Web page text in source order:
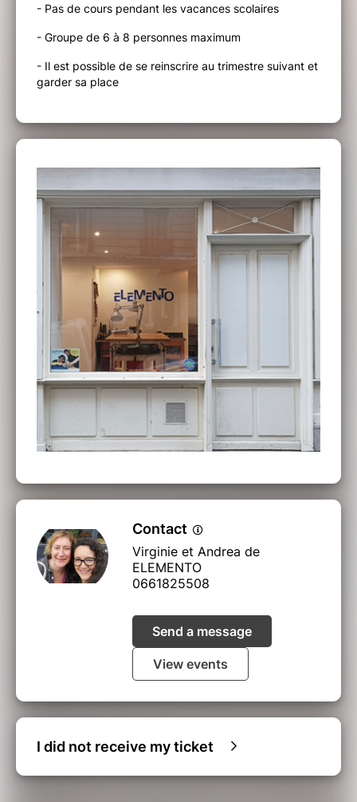
- Pas de cours pendant les vacances scolaires
- Groupe de 6 à 8 personnes maximum
- Il est possible de se reinscrire au trimestre suivant et
garder sa place
Contact
Virginie et Andrea de
ELEMENTO
0661825508
Send a message
View events
I did not receive my ticket